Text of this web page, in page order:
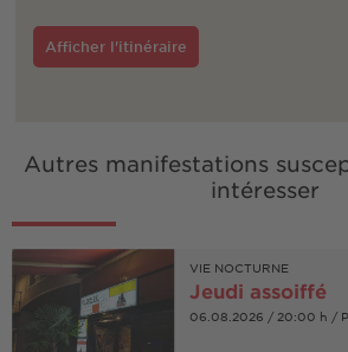
Afficher l'itinéraire
Autres manifestations
intéresser
VIE NOCTURNE
Jeudi assoiffé
06.08.2026 / 20:00 h /